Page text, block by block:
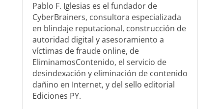
Pablo F. Iglesias es el fundador de
CyberBrainers, consultora especializada
en blindaje reputacional, construcción de
autoridad digital y asesoramiento a
víctimas de fraude online, de
EliminamosContenido, el servicio de
desindexación y eliminación de contenido
dañino en Internet, y del sello editorial
Ediciones PY.